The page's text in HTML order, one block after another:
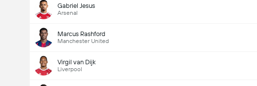
Gabriel Jesus
Arsenal
Marcus Rashford
Manchester United
Virgil van Dijk
Liverpool